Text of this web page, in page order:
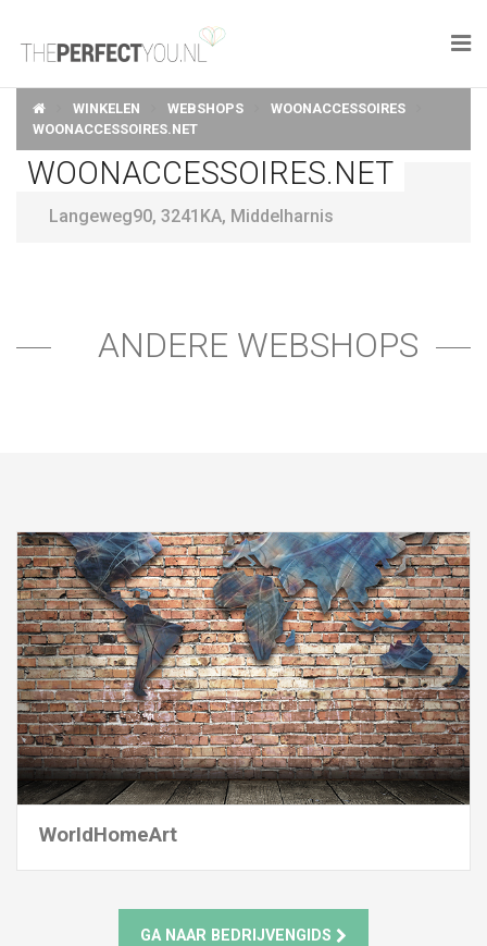

KNAPLEKKER
FOOD
SPORT
WINKELEN WEBSHOPS
WOONACCESSOIRES
WOONACCESSOIRES.NET
WOONACCESSOIRES.NET
Langeweg90, 3241KA, Middelharnis
ANDERE WEBSHOPS
WorldHomeArt
GA NAAR BEDRIJVENGIDS